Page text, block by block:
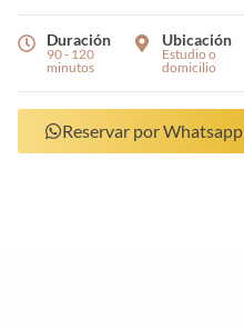
Duración
90 - 120
minutos
Ubicación
Estudio o
domicilio
Reservar por Whatsapp